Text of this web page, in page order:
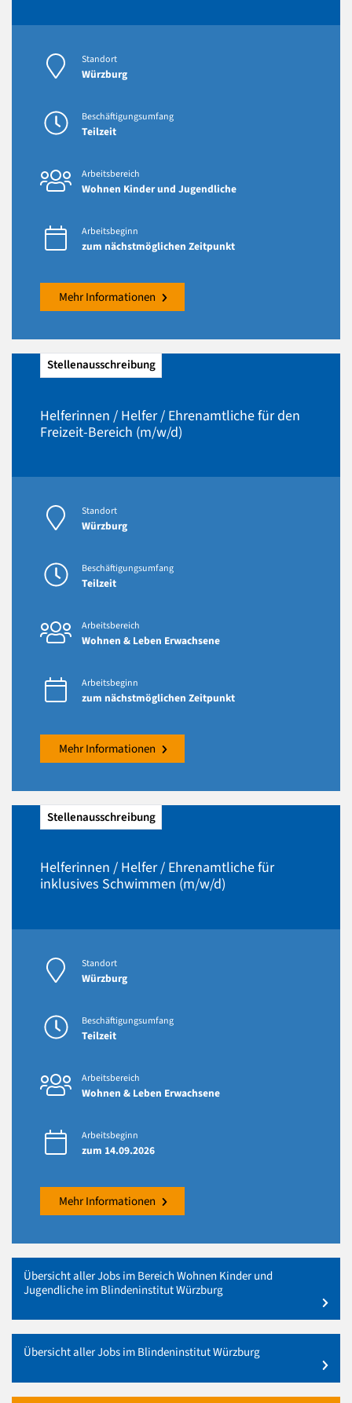
Standort
Würzburg
Beschäftigungsumfang
Teilzeit
Arbeitsbereich
Wohnen Kinder und Jugendliche
Arbeitsbeginn
zum nächstmöglichen Zeitpunkt
Mehr Informationen
Stellenausschreibung
Helferinnen / Helfer / Ehrenamtliche für den
Freizeit-Bereich (m/w/d)
Standort
Würzburg
Beschäftigungsumfang
Teilzeit
Arbeitsbereich
Wohnen & Leben Erwachsene
Arbeitsbeginn
zum nächstmöglichen Zeitpunkt
Mehr Informationen
Stellenausschreibung
Helferinnen / Helfer / Ehrenamtliche für
inklusives Schwimmen (m/w/d)
Standort
Würzburg
Beschäftigungsumfang
Teilzeit
Arbeitsbereich
Wohnen & Leben Erwachsene
Arbeitsbeginn
zum 14.09.2026
Mehr Informationen
Übersicht aller Jobs im Bereich Wohnen Kinder und
Jugendliche im Blindeninstitut Würzburg
Übersicht aller Jobs im Blindeninstitut Würzburg